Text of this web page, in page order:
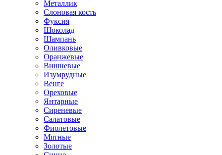
Металлик
Слоновая кость
Фуксия
Шоколад
Шампань
Оливковые
Оранжевые
Вишневые
Изумрудные
Венге
Ореховые
Янтарные
Сиреневые
Салатовые
Фиолетовые
Мятные
Золотые